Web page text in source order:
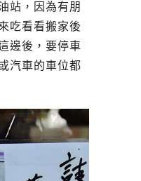
站，因為有朋
吃看看搬家後
邊後，要停車
汽車的車位都